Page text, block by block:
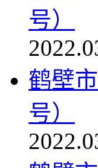
号）
鹤壁
号）